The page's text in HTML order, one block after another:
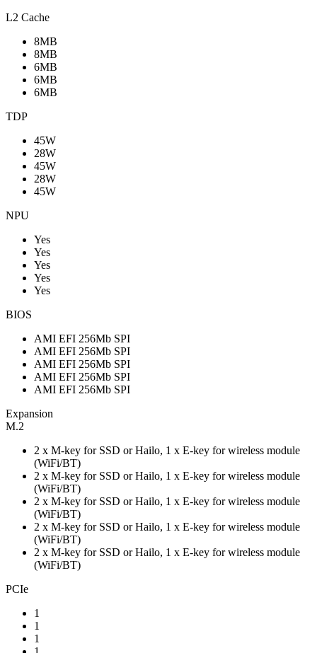
L2 Cache
8MB
8MB
6MB
6MB
6MB
TDP
45W
28W
45W
28W
45W
NPU
Yes
Yes
Yes
Yes
Yes
BIOS
AMI EFI 256Mb SPI
AMI EFI 256Mb SPI
AMI EFI 256Mb SPI
AMI EFI 256Mb SPI
AMI EFI 256Mb SPI
Expansion
M.2
2 x M-key for SSD or Hailo, 1 x E-key for wireless module
(WiFi/BT)
2 x M-key for SSD or Hailo, 1 x E-key for wireless module
(WiFi/BT)
2 x M-key for SSD or Hailo, 1 x E-key for wireless module
(WiFi/BT)
2 x M-key for SSD or Hailo, 1 x E-key for wireless module
(WiFi/BT)
2 x M-key for SSD or Hailo, 1 x E-key for wireless module
(WiFi/BT)
PCIe
1
1
1